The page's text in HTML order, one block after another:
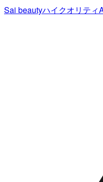
Sai beautyハイクオリティ